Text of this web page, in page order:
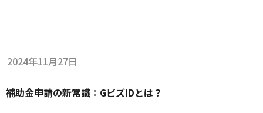
2024年11月27日
補助金申請の新常識：GビズIDとは？